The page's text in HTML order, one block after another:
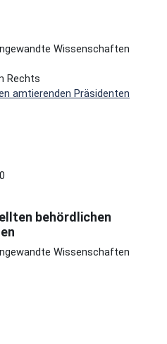
Wissenschaften
Rechts
amtierenden Präsidenten
behördlichen
Wissenschaften